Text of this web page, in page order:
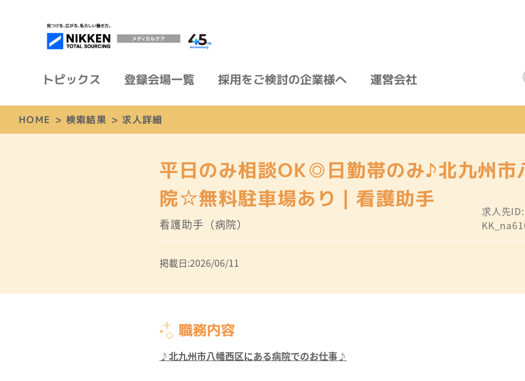
トピックス 登録会場一覧 採用をご検討の企業様へ 運営会社
HOME > 検索結果 > 求人詳細
平日のみ相談OK◎日勤帯のみ♪北九州市
院☆無料駐車場あり｜看護助手
看護助手（病院）
求人先ID:
掲載日:2026/06/11
職務内容
♪北九州市八幡西区にある病院でのお仕事♪